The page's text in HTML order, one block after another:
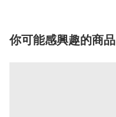
你可能感興趣的商品